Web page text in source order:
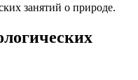
занятий о природе.